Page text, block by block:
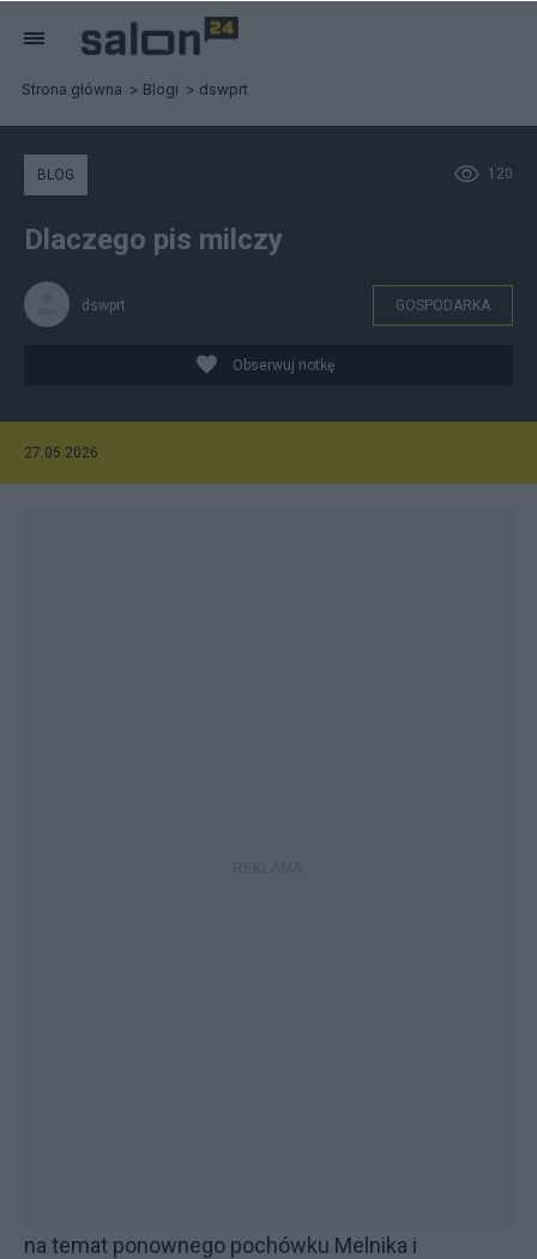
Strona główna Blogi dswprt
120
BLOG
Dlaczego pis milczy
dswprt GOSPODARKA
Obserwuj notkę
27.05.2026
na temat ponownego pochówku Melnika i